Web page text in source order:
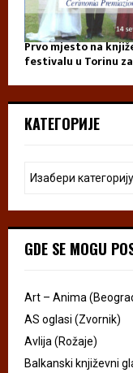
Prvo mjesto na
festivalu u Torinu
КАТЕГОРИЈЕ
GDE SE MOGU
Art – Anima
AS oglasi (Zvornik)
Avlija (Rožaje)
Balkanski književni